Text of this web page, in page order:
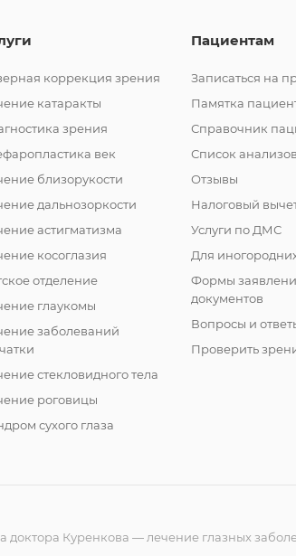
коррекция зрения
катаракты
зрения
век
близорукости
дальнозоркости
астигматизма
косоглазия
отделение
глаукомы
заболеваний
стекловидного тела
роговицы
сухого глаза
Пациентам
Записаться на
Памятка
Справочник
Список
Отзывы
Налоговый
Услуги по ДМС
Для
Формы
документов
Вопросы и
Проверить
доктора Куренкова — лечение глазных